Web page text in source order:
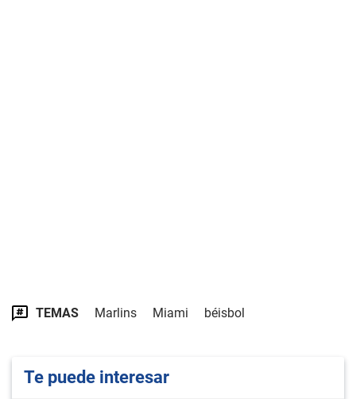
TEMAS Marlins Miami béisbol
Te puede interesar